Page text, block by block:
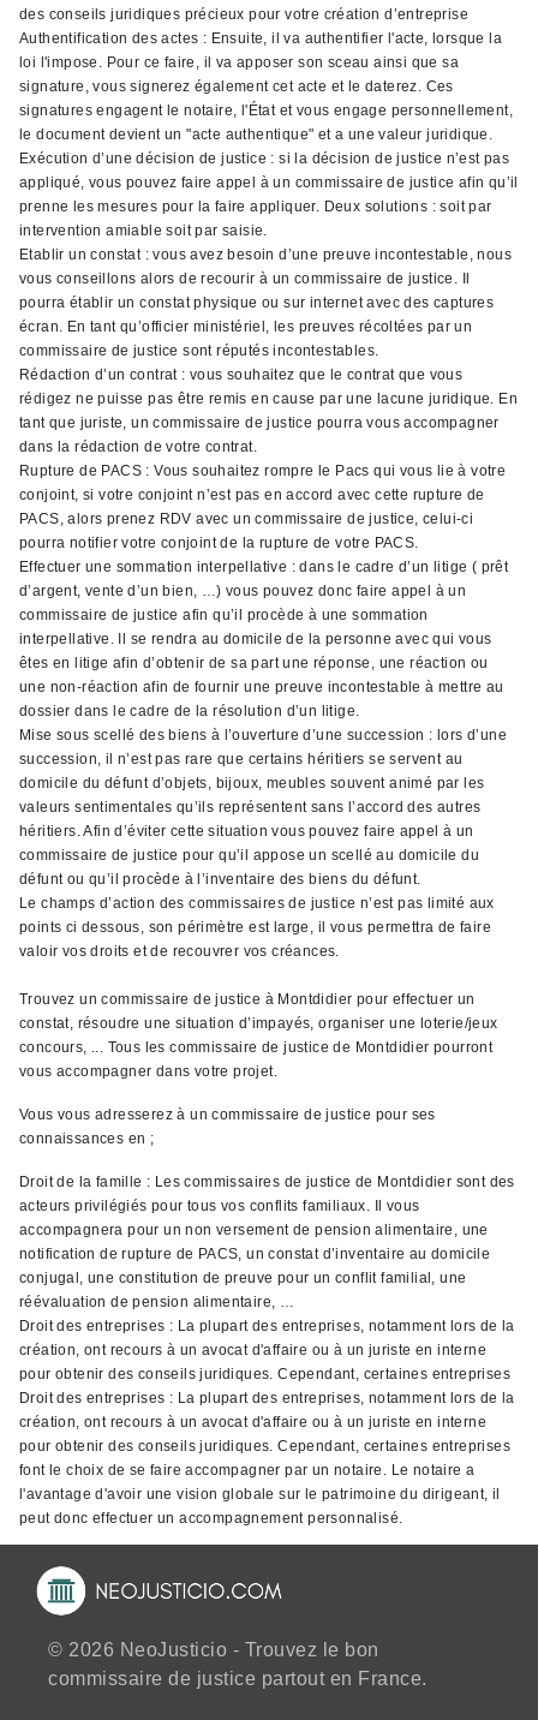
des conseils juridiques précieux pour votre création d’entreprise
Authentification des actes : Ensuite, il va authentifier l'acte, lorsque la
loi l'impose. Pour ce faire, il va apposer son sceau ainsi que sa
signature, vous signerez également cet acte et le daterez. Ces
signatures engagent le notaire, l'État et vous engage personnellement,
le document devient un "acte authentique" et a une valeur juridique.
Exécution d’une décision de justice : si la décision de justice n’est pas
appliqué, vous pouvez faire appel à un commissaire de justice afin qu’il
prenne les mesures pour la faire appliquer. Deux solutions : soit par
intervention amiable soit par saisie.
Etablir un constat : vous avez besoin d’une preuve incontestable, nous
vous conseillons alors de recourir à un commissaire de justice. Il
pourra établir un constat physique ou sur internet avec des captures
écran. En tant qu’officier ministériel, les preuves récoltées par un
commissaire de justice sont réputés incontestables.
Rédaction d’un contrat : vous souhaitez que le contrat que vous
rédigez ne puisse pas être remis en cause par une lacune juridique. En
tant que juriste, un commissaire de justice pourra vous accompagner
dans la rédaction de votre contrat.
Rupture de PACS : Vous souhaitez rompre le Pacs qui vous lie à votre
conjoint, si votre conjoint n’est pas en accord avec cette rupture de
PACS, alors prenez RDV avec un commissaire de justice, celui-ci
pourra notifier votre conjoint de la rupture de votre PACS.
Effectuer une sommation interpellative : dans le cadre d’un litige ( prêt
d’argent, vente d’un bien, …) vous pouvez donc faire appel à un
commissaire de justice afin qu’il procède à une sommation
interpellative. Il se rendra au domicile de la personne avec qui vous
êtes en litige afin d’obtenir de sa part une réponse, une réaction ou
une non-réaction afin de fournir une preuve incontestable à mettre au
dossier dans le cadre de la résolution d’un litige.
Mise sous scellé des biens à l’ouverture d’une succession : lors d’une
succession, il n’est pas rare que certains héritiers se servent au
domicile du défunt d’objets, bijoux, meubles souvent animé par les
valeurs sentimentales qu’ils représentent sans l’accord des autres
héritiers. Afin d’éviter cette situation vous pouvez faire appel à un
commissaire de justice pour qu’il appose un scellé au domicile du
défunt ou qu’il procède à l’inventaire des biens du défunt.
Le champs d’action des commissaires de justice n’est pas limité aux
points ci dessous, son périmètre est large, il vous permettra de faire
valoir vos droits et de recouvrer vos créances.
Trouvez un commissaire de justice à Montdidier pour effectuer un
constat, résoudre une situation d’impayés, organiser une loterie/jeux
concours, ... Tous les commissaire de justice de Montdidier pourront
vous accompagner dans votre projet.
Vous vous adresserez à un commissaire de justice pour ses
connaissances en ;
Droit de la famille : Les commissaires de justice de Montdidier sont des
acteurs privilégiés pour tous vos conflits familiaux. Il vous
accompagnera pour un non versement de pension alimentaire, une
notification de rupture de PACS, un constat d’inventaire au domicile
conjugal, une constitution de preuve pour un conflit familial, une
réévaluation de pension alimentaire, …
Droit des entreprises : La plupart des entreprises, notamment lors de la
création, ont recours à un avocat d'affaire ou à un juriste en interne
pour obtenir des conseils juridiques. Cependant, certaines entreprises
Droit des entreprises : La plupart des entreprises, notamment lors de la
création, ont recours à un avocat d'affaire ou à un juriste en interne
pour obtenir des conseils juridiques. Cependant, certaines entreprises
font le choix de se faire accompagner par un notaire. Le notaire a
l'avantage d'avoir une vision globale sur le patrimoine du dirigeant, il
peut donc effectuer un accompagnement personnalisé.
© 2026 NeoJusticio - Trouvez le bon
commissaire de justice partout en France.